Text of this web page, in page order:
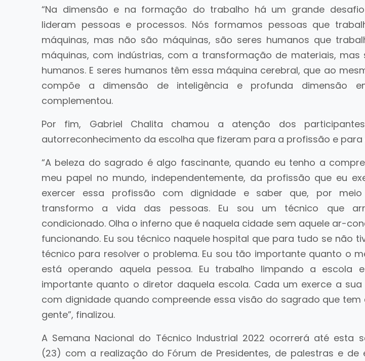
“Na dimensão e na formação do trabalho há um grande
lideram pessoas e processos. Nós formamos pessoas que
máquinas, mas não são máquinas, são seres humanos que
máquinas, com indústrias, com a transformação de materiais, mas
humanos. E seres humanos têm essa máquina cerebral, que ao
compõe a dimensão de inteligência e profunda dimensão
complementou.
Por fim, Gabriel Chalita chamou a atenção dos
autorreconhecimento da escolha que fizeram para a profissão e para
“A beleza do sagrado é algo fascinante, quando eu tenho a
meu papel no mundo, independentemente, da profissão que eu
exercer essa profissão com dignidade e saber que, por
transformo a vida das pessoas. Eu sou um técnico que
condicionado. Olha o inferno que é naquela cidade sem aquele ar-
funcionando. Eu sou técnico naquele hospital que para tudo se não
técnico para resolver o problema. Eu sou tão importante quanto o
está operando aquela pessoa. Eu trabalho limpando a escola
importante quanto o diretor daquela escola. Cada um exerce a
com dignidade quando compreende essa visão do sagrado que tem
gente”, finalizou.
A Semana Nacional do Técnico Industrial 2022 ocorrerá até esta
(23) com a realização do Fórum de Presidentes, de palestras e de